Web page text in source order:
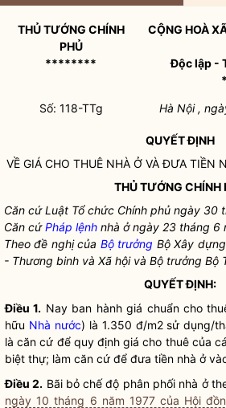
THỦ TƯỚNG CHÍNH
PHỦ
********
CỘNG HOÀ
Độc lập -
Số: 118-TTg Hà Nội ,
QUYẾT ĐỊNH
VỀ GIÁ CHO THUÊ NHÀ Ở VÀ ĐƯA TIỀN
THỦ TƯỚNG CHÍNH
Căn cứ Luật Tổ chức Chính phủ ngày 30
Căn cứPháp lệnh nhà ở ngày 23 tháng 6
Theo đề nghị của Bộ trưởng Bộ Xây
- Thương binh và Xã hội và Bộ trưởng Bộ
QUYẾT ĐỊNH:
Điều 1. Nay ban hành giá chuẩn cho
hữu Nhà nước) là 1.350 đ/m2 sử dụng/
là căn cứ để quy định giá cho thuê của
biệt thự; làm căn cứ để đưa tiền nhà ở
Điều 2. Bãi bỏ chế độ phân phối nhà ở
ngày 10 tháng 6 năm 1977 của Hội